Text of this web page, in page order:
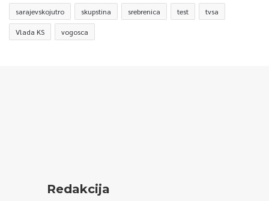
sarajevskojutro skupstina srebrenica test tvsa
Vlada KS vogosca
Redakcija